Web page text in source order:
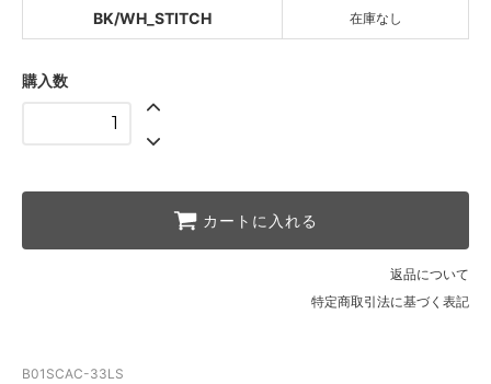
BK/WH_STITCH 在庫なし
購入数
カートに入れる
返品について
特定商取引法に基づく表記
B01SCAC-33LS